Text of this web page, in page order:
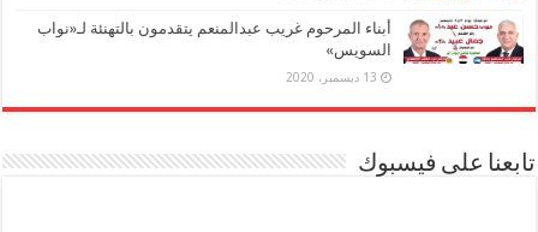
أبناء المرحوم غريب عبدالمنعم يتقدمون بالتهنئة لـ«نواب
السويس»
13 ديسمبر، 2020
تابعنا على فيسبوك